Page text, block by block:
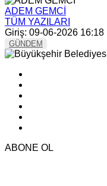
ADEM GEMCİ
TÜM YAZILARI
Giriş: 09-06-2026 16:18
GÜNDEM
ABONE OL